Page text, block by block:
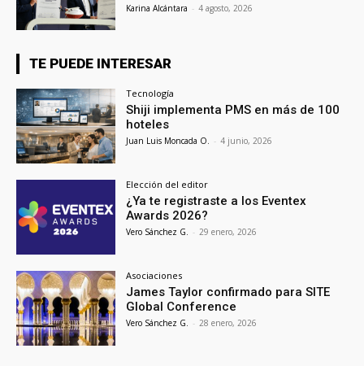
Karina Alcántara - 4 agosto, 2026
TE PUEDE INTERESAR
Tecnología
Shiji implementa PMS en más de 100
hoteles
Juan Luis Moncada O. - 4 junio, 2026
Elección del editor
¿Ya te registraste a los Eventex
Awards 2026?
Vero Sánchez G. - 29 enero, 2026
Asociaciones
James Taylor confirmado para SITE
Global Conference
Vero Sánchez G. - 28 enero, 2026